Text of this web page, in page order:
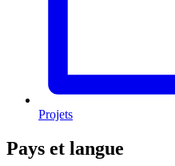
Projets
Pays et langue